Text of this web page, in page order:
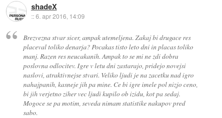
shadeX
::6. apr 2016, 14:09
Brezvezna stvar sicer, ampak utemeljena. Zakaj bi drugace res
placeval toliko denarja? Pocakas tisto leto dni in placas toliko
manj. Razen res neucakanih. Ampak to se mi ne zdi dobra
poslovna odlocitev. Igre v letu dni zastarajo, pridejo novejsi
naslovi, atraktivnejse stvari. Veliko ljudi je na zacetku nad igro
nahajpanih, kasneje jih pa mine. Ce bi igre imele pol nizjo ceno,
bi jih verjetno ziher vec ljudi kupilo ob izidu, kot pa sedaj.
Mogoce se pa motim, seveda nimam statistike nakupov pred
sabo.